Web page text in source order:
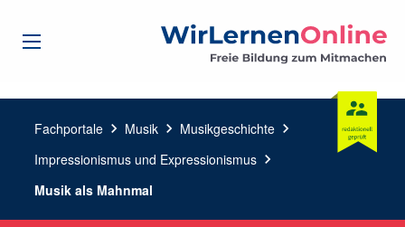
Fachportale chevron_right Musik chevron_right Musikgeschichte chevron_right
Impressionismus und Expressionismus chevron_right
Musik als Mahnmal